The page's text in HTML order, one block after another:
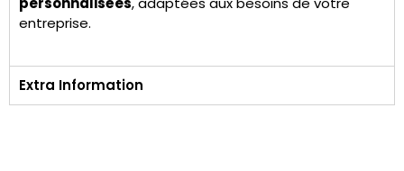
entreprise.
Extra Information